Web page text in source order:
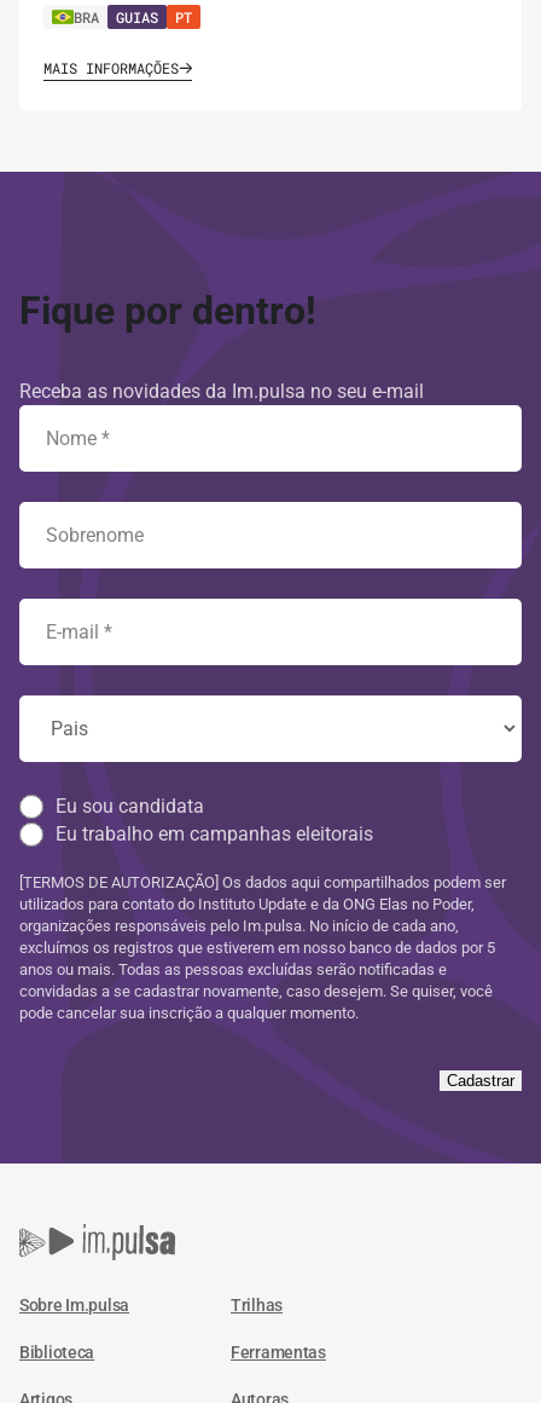
BRA GUIAS PT
MAIS INFORMAÇÕES
Fique por dentro!
Receba as novidades da Im.pulsa no seu e-mail
Eu sou candidata
Eu trabalho em campanhas eleitorais
[TERMOS DE AUTORIZAÇÃO] Os dados aqui compartilhados podem ser
utilizados para contato do Instituto Update e da ONG Elas no Poder,
organizações responsáveis pelo Im.pulsa. No início de cada ano,
excluímos os registros que estiverem em nosso banco de dados por 5
anos ou mais. Todas as pessoas excluídas serão notificadas e
convidadas a se cadastrar novamente, caso desejem. Se quiser, você
pode cancelar sua inscrição a qualquer momento.
Cadastrar
Sobre Im.pulsa Trilhas
Biblioteca Ferramentas
Artigos Autoras